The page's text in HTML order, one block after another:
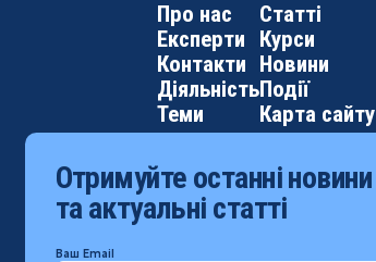
Про нас
Експерти
Контакти
Діяльність
Теми
Статті
Курси
Новини
Події
Карта сайту
Отримуйте останні новини
та актуальні статті
Ваш Email